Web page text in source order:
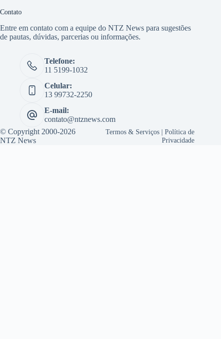
Contato
Entre em contato com a equipe do NTZ News para sugestões
de pautas, dúvidas, parcerias ou informações.
Telefone:
11 5199-1032
Celular:
13 99732-2250
E-mail:
contato@ntznews.com
© Copyright 2000-2026
NTZ News
Termos & Serviços |Política de
Privacidade